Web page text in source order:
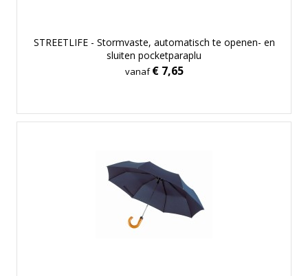
STREETLIFE - Stormvaste, automatisch te openen- en
sluiten pocketparaplu
vanaf€ 7,65